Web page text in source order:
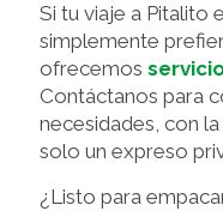
Si tu viaje a Pitalito
simplemente
ofrecemos
Contáctanos para
necesidades, con
solo un expreso
¿Listo para